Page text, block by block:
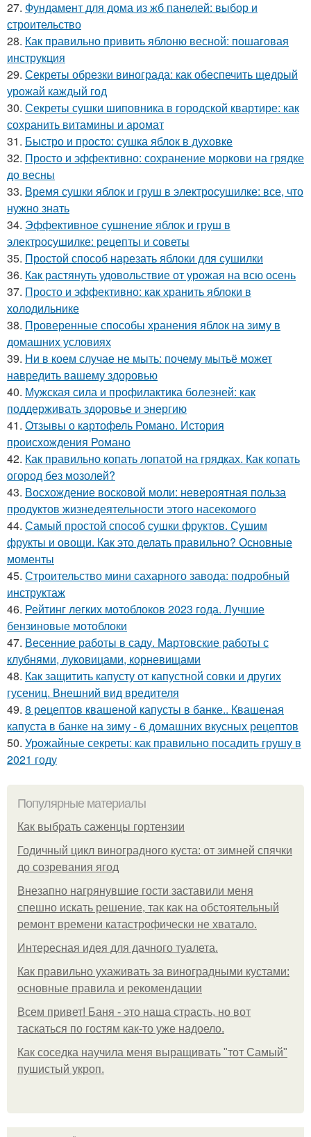
27. Фундамент для дома из жб панелей: выбор и
строительство
28. Как правильно привить яблоню весной: пошаговая
инструкция
29. Секреты обрезки винограда: как обеспечить щедрый
урожай каждый год
30. Секреты сушки шиповника в городской квартире: как
сохранить витамины и аромат
31. Быстро и просто: сушка яблок в духовке
32. Просто и эффективно: сохранение моркови на грядке
до весны
33. Время сушки яблок и груш в электросушилке: все, что
нужно знать
34. Эффективное сушнение яблок и груш в
электросушилке: рецепты и советы
35. Простой способ нарезать яблоки для сушилки
36. Как растянуть удовольствие от урожая на всю осень
37. Просто и эффективно: как хранить яблоки в
холодильнике
38. Проверенные способы хранения яблок на зиму в
домашних условиях
39. Ни в коем случае не мыть: почему мытьё может
навредить вашему здоровью
40. Мужская сила и профилактика болезней: как
поддерживать здоровье и энергию
41. Отзывы о картофель Романо. История
происхождения Романо
42. Как правильно копать лопатой на грядках. Как копать
огород без мозолей?
43. Восхождение восковой моли: невероятная польза
продуктов жизнедеятельности этого насекомого
44. Самый простой способ сушки фруктов. Сушим
фрукты и овощи. Как это делать правильно? Основные
моменты
45. Строительство мини сахарного завода: подробный
инструктаж
46. Рейтинг легких мотоблоков 2023 года. Лучшие
бензиновые мотоблоки
47. Весенние работы в саду. Мартовские работы с
клубнями, луковицами, корневищами
48. Как защитить капусту от капустной совки и других
гусениц. Внешний вид вредителя
49. 8 рецептов квашеной капусты в банке.. Квашеная
капуста в банке на зиму - 6 домашних вкусных рецептов
50. Урожайные секреты: как правильно посадить грушу в
2021 году
Популярные материалы
Как выбрать саженцы гортензии
Годичный цикл виноградного куста: от зимней спячки
до созревания ягод
Внезапно нагрянувшие гости заставили меня
спешно искать решение, так как на обстоятельный
ремонт времени катастрофически не хватало.
Интересная идея для дачного туалета.
Как правильно ухаживать за виноградными кустами:
основные правила и рекомендации
Всем привет! Баня - это наша страсть, но вот
таскаться по гостям как-то уже надоело.
Как соседка научила меня выращивать "тот Самый"
пушистый укроп.